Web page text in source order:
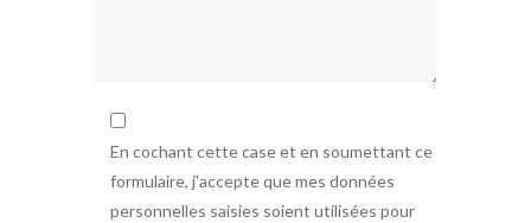
En cochant cette case et en soumettant ce
formulaire, j'accepte que mes données
personnelles saisies soient utilisées pour